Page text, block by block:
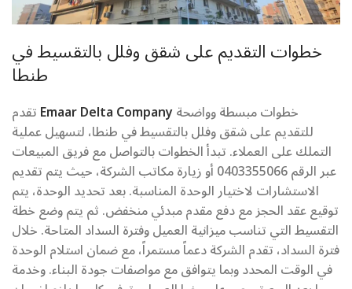
خطوات التقديم على شقق وفلل بالتقسيط في
طنطا
Emaar Delta Company
للتقديم على شقق وفلل بالتقسيط في طنطا، لتسهيل عملية
التملك على العملاء. تبدأ الخطوات بالتواصل مع فريق المبيعات
عبر الرقم 0403355066 أو زيارة مكاتب الشركة، حيث يتم تقديم
الاستشارات لاختيار الوحدة المناسبة. بعد تحديد الوحدة، يتم
توقيع عقد الحجز مع دفع مقدم مبدئي منخفض. ثم يتم وضع خطة
التقسيط التي تناسب ميزانية العميل وفترة السداد المتاحة. خلال
فترة السداد، تقدم الشركة دعماً مستمراً، مع ضمان استلام الوحدة
في الوقت المحدد وبما يتوافق مع مواصفات جودة البناء. وخدمة